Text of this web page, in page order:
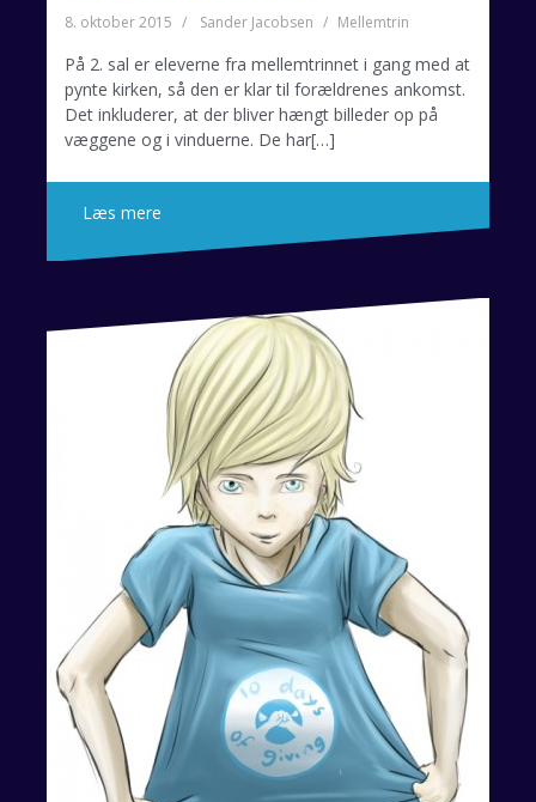
8. oktober 2015 Sander Jacobsen Mellemtrin
På 2. sal er eleverne fra mellemtrinnet i gang med at
pynte kirken, så den er klar til forældrenes ankomst.
Det inkluderer, at der bliver hængt billeder op på
væggene og i vinduerne. De har[…]
Læs mere